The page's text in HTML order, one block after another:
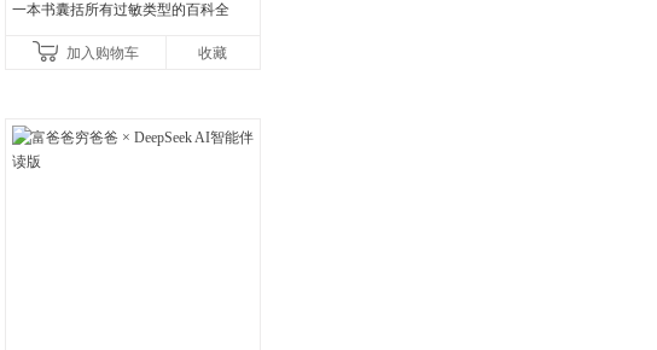
一本书囊括所有过敏类型的百科全
加入购物车
收藏